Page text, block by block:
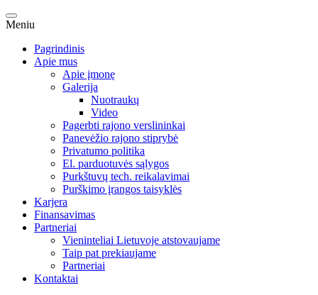
Meniu
Pagrindinis
Apie mus
Apie įmonę
Galerija
Nuotraukų
Video
Pagerbti rajono verslininkai
Panevėžio rajono stiprybė
Privatumo politika
El. parduotuvės sąlygos
Purkštuvų tech. reikalavimai
Purškimo įrangos taisyklės
Karjera
Finansavimas
Partneriai
Vieninteliai Lietuvoje atstovaujame
Taip pat prekiaujame
Partneriai
Kontaktai